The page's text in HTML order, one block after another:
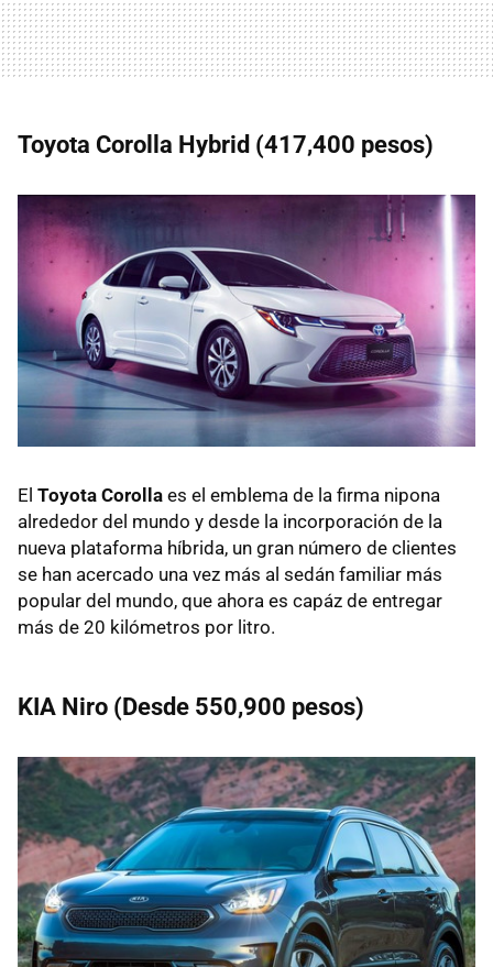
Toyota Corolla Hybrid (417,400 pesos)
El Toyota Corolla es el emblema de la firma nipona
alrededor del mundo y desde la incorporación de la
nueva plataforma híbrida, un gran número de clientes
se han acercado una vez más al sedán familiar más
popular del mundo, que ahora es capáz de entregar
más de 20 kilómetros por litro.
KIA Niro (Desde 550,900 pesos)